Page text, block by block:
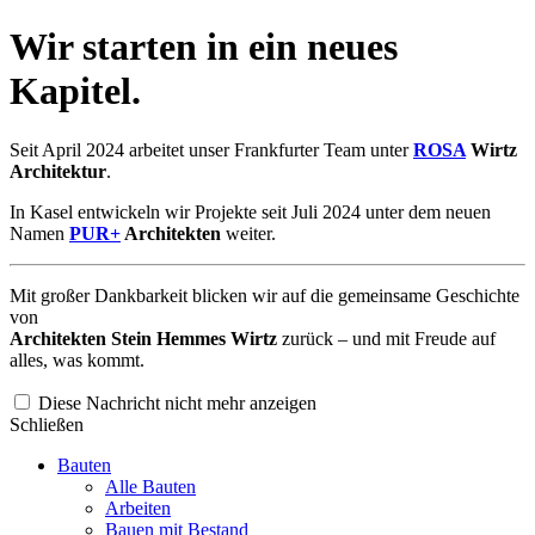
Wir starten in ein neues
Kapitel.
Seit April 2024 arbeitet unser Frankfurter Team unterROSA Wirtz
Architektur.
In Kasel entwickeln wir Projekte seit Juli 2024 unter dem neuen
Namen PUR+ Architekten weiter.
Mit großer Dankbarkeit blicken wir auf die gemeinsame Geschichte
von
Architekten Stein Hemmes Wirtz zurück – und mit Freude auf
alles, was kommt.
Diese Nachricht nicht mehr anzeigen
Schließen
Bauten
Alle Bauten
Arbeiten
Bauen mit Bestand